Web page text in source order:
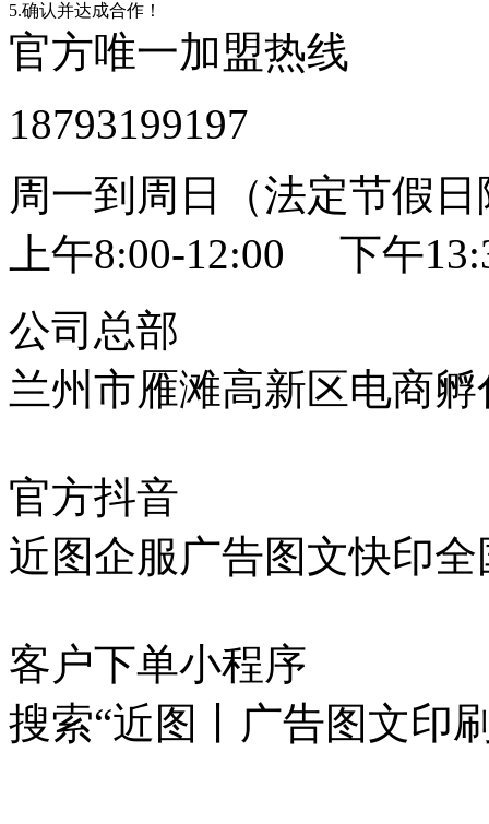
5.确认并达成合作！
官方唯一加盟热线
18793199197
周一到周日（法定节假
上午8:00-12:00 下午
公司总部
兰州市雁滩高新区电商孵
官方抖音
近图企服广告图文快印全
客户下单小程序
搜索“近图丨广告图文印